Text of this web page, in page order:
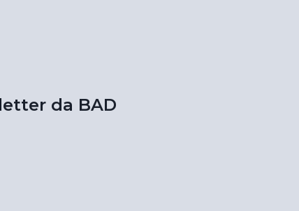
da BAD